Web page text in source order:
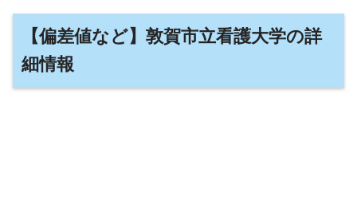
【偏差値など】敦賀市立看護大学の詳
細情報